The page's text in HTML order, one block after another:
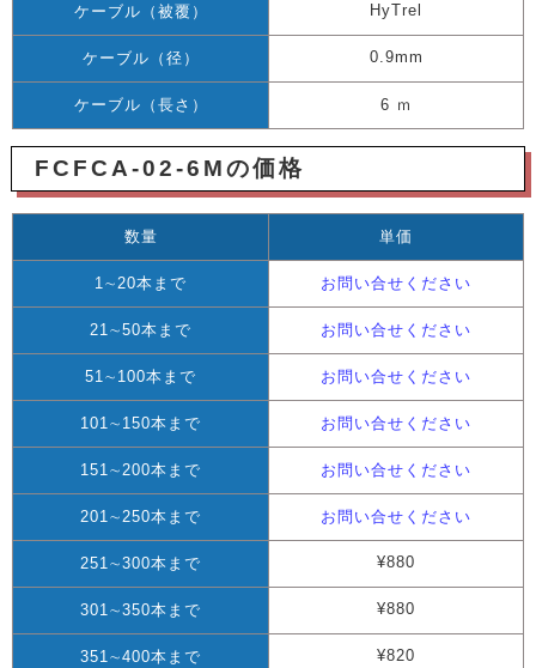
ケーブル（被覆） HyTrel
ケーブル（径） 0.9mm
ケーブル（長さ） 6 ｍ
FCFCA-02-6Mの価格
数量 単価
1∼20本まで お問い合せください
21∼50本まで お問い合せください
51∼100本まで お問い合せください
101∼150本まで お問い合せください
151∼200本まで お問い合せください
201∼250本まで お問い合せください
251∼300本まで ¥880
301∼350本まで ¥880
351∼400本まで ¥820